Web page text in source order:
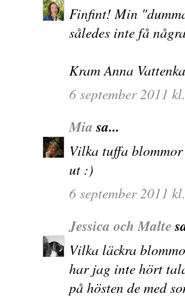
Finfint! Min
således inte få
Kram Anna
6 september 2011
Miasa...
Vilka tuffa
ut :)
6 september 2011
Jessica och Malte
Vilka läckra
har jag inte hört
på hösten de med